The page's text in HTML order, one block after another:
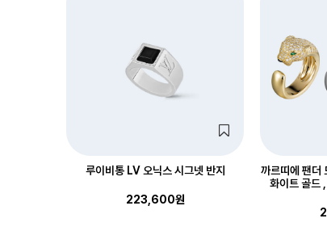
루이비통 LV 오닉스 시그넷 반지
223,600원
까르띠에 팬더
화이트 골드